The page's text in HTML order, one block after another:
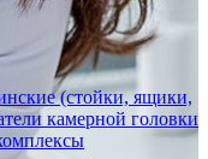
(стойки, ящики,
камерной головки